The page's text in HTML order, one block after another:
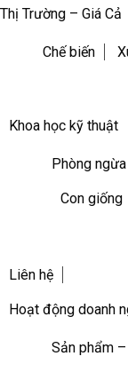
Thị Trường – Giá Cả
Chế biến
Khoa học kỹ thuật
Phòng
Con giống
Liên hệ
Hoạt động doanh
Sản phẩm